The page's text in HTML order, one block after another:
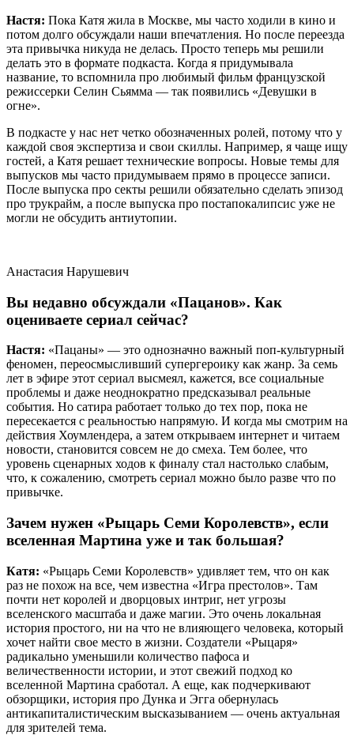
Настя: Пока Катя жила в Москве, мы часто ходили в кино и
потом долго обсуждали наши впечатления. Но после переезда
эта привычка никуда не делась. Просто теперь мы решили
делать это в формате подкаста. Когда я придумывала
название, то вспомнила про любимый фильм французской
режиссерки Селин Сьямма — так появились «Девушки в
огне».
В подкасте у нас нет четко обозначенных ролей, потому что у
каждой своя экспертиза и свои скиллы. Например, я чаще ищу
гостей, а Катя решает технические вопросы. Новые темы для
выпусков мы часто придумываем прямо в процессе записи.
После выпуска про секты решили обязательно сделать эпизод
про трукрайм, а после выпуска про постапокалипсис уже не
могли не обсудить антиутопии.
Анастасия Нарушевич
Вы недавно обсуждали «Пацанов». Как
оцениваете сериал сейчас?
Настя: «Пацаны» — это однозначно важный поп-культурный
феномен, переосмысливший супергероику как жанр. За семь
лет в эфире этот сериал высмеял, кажется, все социальные
проблемы и даже неоднократно предсказывал реальные
события. Но сатира работает только до тех пор, пока не
пересекается с реальностью напрямую. И когда мы смотрим на
действия Хоумлендера, а затем открываем интернет и читаем
новости, становится совсем не до смеха. Тем более, что
уровень сценарных ходов к финалу стал настолько слабым,
что, к сожалению, смотреть сериал можно было разве что по
привычке.
Зачем нужен «Рыцарь Семи Королевств», если
вселенная Мартина уже и так большая?
Катя: «Рыцарь Семи Королевств» удивляет тем, что он как
раз не похож на все, чем известна «Игра престолов». Там
почти нет королей и дворцовых интриг, нет угрозы
вселенского масштаба и даже магии. Это очень локальная
история простого, ни на что не влияющего человека, который
хочет найти свое место в жизни. Создатели «Рыцаря»
радикально уменьшили количество пафоса и
величественности истории, и этот свежий подход ко
вселенной Мартина сработал. А еще, как подчеркивают
обзорщики, история про Дунка и Эгга обернулась
антикапиталистическим высказыванием — очень актуальная
для зрителей тема.